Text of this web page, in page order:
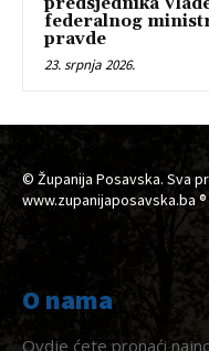
federalnog
pravde
23. srpnja 2026.
© Županija Posavska. Sva
www.zupanijaposavska.ba ®
O nama
Ovdje ćete pronaći